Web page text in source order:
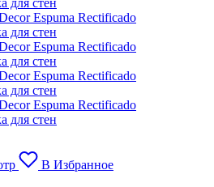
В Избранное